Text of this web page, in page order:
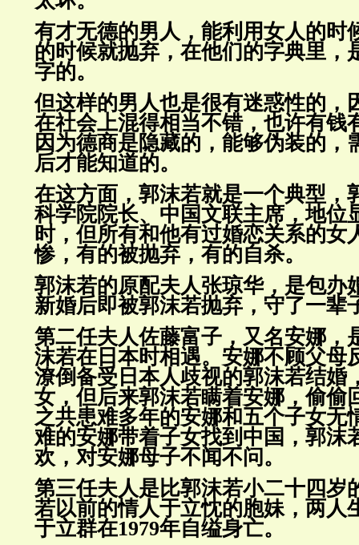
有才无德的男人，能利用女人的时
的时候就抛弃，在他们的字典里，
字的。
但这样的男人也是很有迷惑性的，
在社会上混得相当不错，也许有钱
因为德商是隐藏的，能够伪装的，
后才能知道的。
在这方面，郭沫若就是一个典型，
科学院院长、中国文联主席，地位
时，但所有和他有过婚恋关系的女
惨，有的被抛弃， 有的自杀。
郭沫若的原配夫人张琼华，是包办
新婚后即被郭沫若抛弃，守了一辈
第二任夫人佐藤富子，又名安娜，
沫若在日本时相遇。安娜不顾父母
潦倒备受日本人歧视的郭沫若结婚
女，但后来郭沫若瞒着安娜，偷偷
之共患难多年的安娜和五个子女无
难的安娜带着子女找到中国，郭沫
欢，对安娜母子不闻不问。
第三任夫人是比郭沫若小二十四岁
若以前的情人于立忱的胞妹，两人
于立群在1979年自缢身亡。